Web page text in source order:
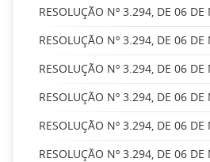
RESOLUÇÃO Nº 3.294, DE 06
RESOLUÇÃO Nº 3.294, DE 06
RESOLUÇÃO Nº 3.294, DE 06
RESOLUÇÃO Nº 3.294, DE 06
RESOLUÇÃO Nº 3.294, DE 06
RESOLUÇÃO Nº 3.294, DE 06